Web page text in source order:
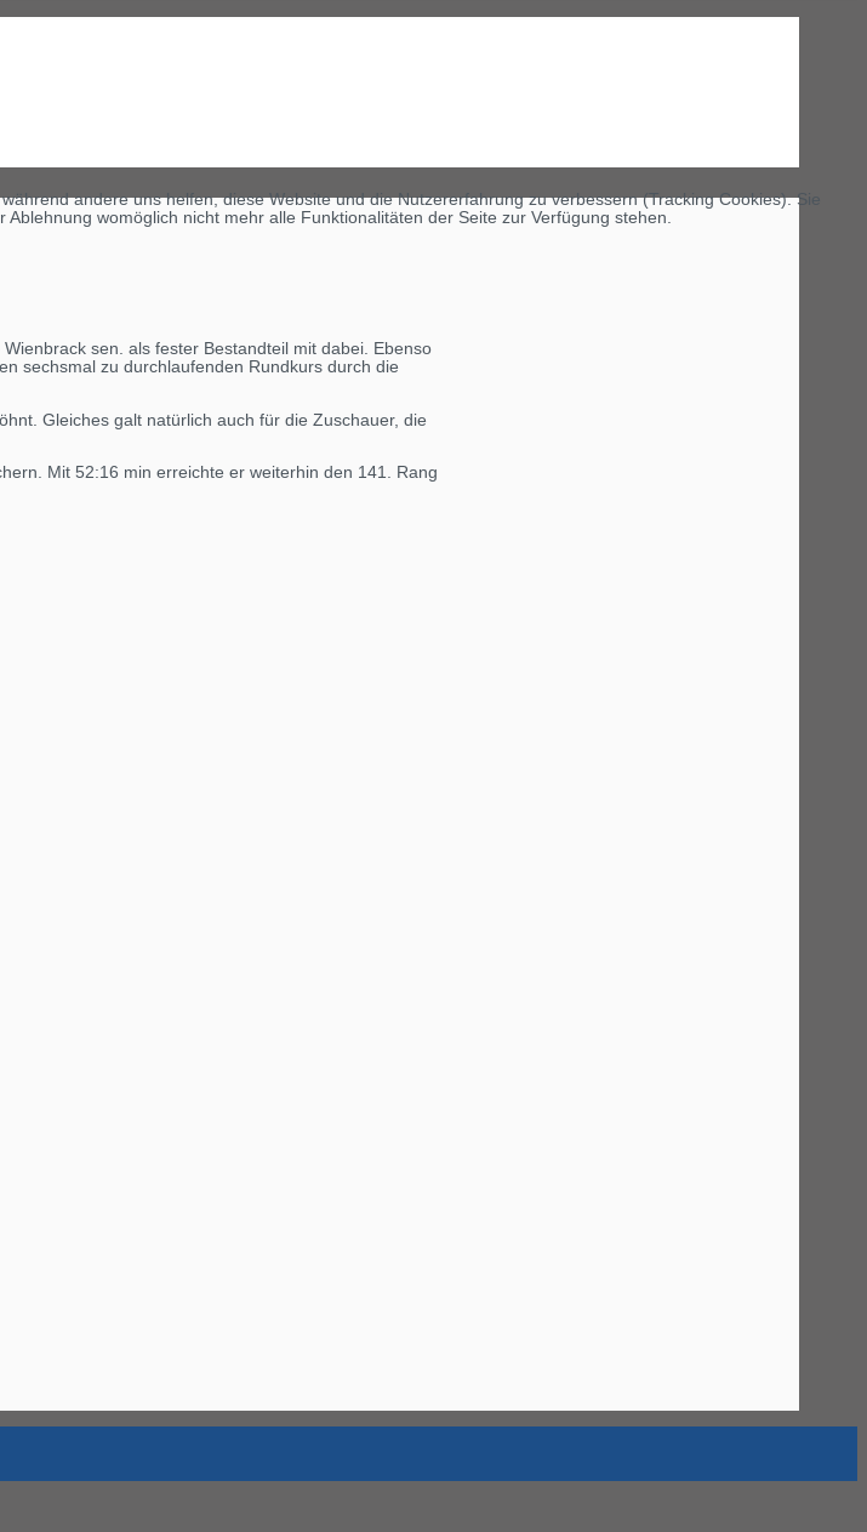
sen. als fester Bestandteil mit dabei. Ebenso
sechsmal zu durchlaufenden Rundkurs durch die
Gleiches galt natürlich auch für die Zuschauer, die
Mit 52:16 min erreichte er weiterhin den 141. Rang
andere uns helfen, diese Website und die Nutzererfahrung zu verbessern (Tracking Cookies). Sie
womöglich nicht mehr alle Funktionalitäten der Seite zur Verfügung stehen.